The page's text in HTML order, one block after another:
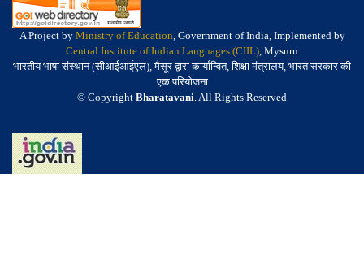
A Project by Ministry of Education, Government of India, Implemented by
Central Institute of Indian Languages (CIIL), Mysuru
भारतीय भाषा संस्थान (सीआईआईएल), मैसूर द्वारा कार्यान्वित, शिक्षा मंत्रालय, भारत सरकार की
एक परियोजना
© Copyright Bharatavani. All Rights Reserved